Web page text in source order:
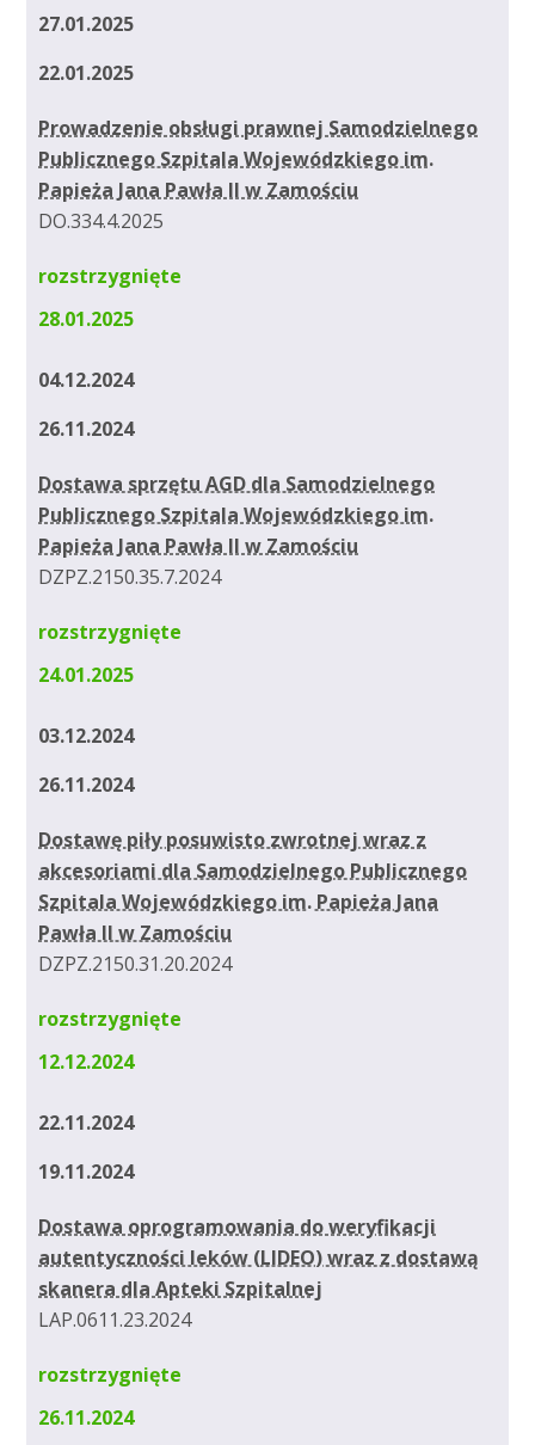
27.01.2025
22.01.2025
Prowadzenie obsługi prawnej Samodzielnego
Publicznego Szpitala Wojewódzkiego im.
Papieża Jana Pawła II w Zamościu
DO.334.4.2025
rozstrzygnięte
28.01.2025
04.12.2024
26.11.2024
Dostawa sprzętu AGD dla Samodzielnego
Publicznego Szpitala Wojewódzkiego im.
Papieża Jana Pawła II w Zamościu
DZPZ.2150.35.7.2024
rozstrzygnięte
24.01.2025
03.12.2024
26.11.2024
Dostawę piły posuwisto zwrotnej wraz z
akcesoriami dla Samodzielnego Publicznego
Szpitala Wojewódzkiego im. Papieża Jana
Pawła II w Zamościu
DZPZ.2150.31.20.2024
rozstrzygnięte
12.12.2024
22.11.2024
19.11.2024
Dostawa oprogramowania do weryfikacji
autentyczności leków (LIDEO) wraz z dostawą
skanera dla Apteki Szpitalnej
LAP.0611.23.2024
rozstrzygnięte
26.11.2024